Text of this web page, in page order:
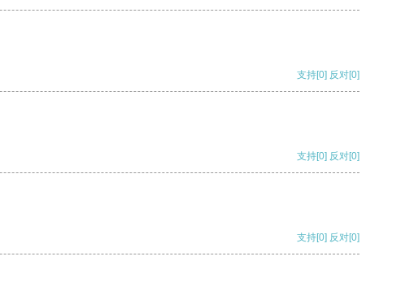
支持[0] 反对[0]
支持[0] 反对[0]
支持[0] 反对[0]